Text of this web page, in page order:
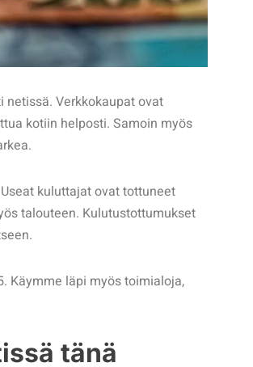
Verkkokaupat ovat
kotiin helposti. Samoin myös
kuluttajat ovat tottuneet
talouteen. Kulutustottumukset
Käymme läpi myös toimialoja,
tänä